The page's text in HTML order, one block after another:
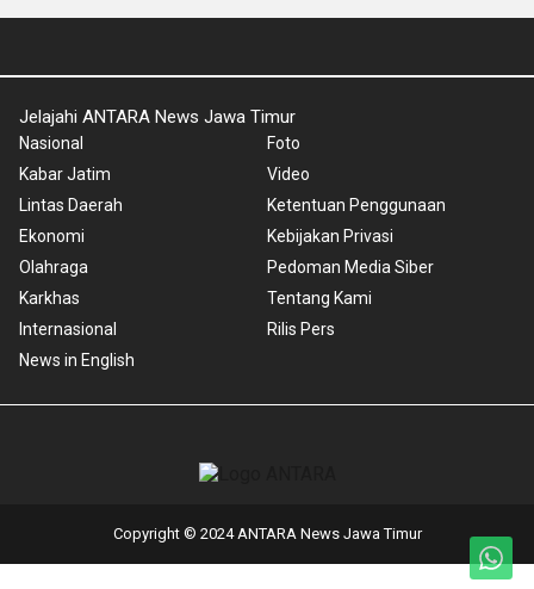
Jelajahi ANTARA News Jawa Timur
Nasional
Kabar Jatim
Lintas Daerah
Ekonomi
Olahraga
Karkhas
Internasional
News in English
Foto
Video
Ketentuan Penggunaan
Kebijakan Privasi
Pedoman Media Siber
Tentang Kami
Rilis Pers
Copyright © 2024 ANTARA News Jawa Timur